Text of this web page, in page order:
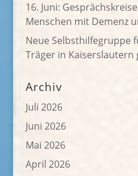
16. Juni:
Menschen mit Demenz
Neue Selbsthilfegruppe
Träger in Kaiserslautern
Archiv
Juli 2026
Juni 2026
Mai 2026
April 2026